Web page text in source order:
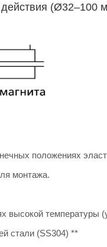
(Ø32–100
положениях
монтажа.
высокой температуры
стали (SS304) **